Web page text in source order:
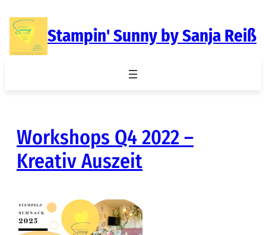
Inhalt
springen
Stampin' Sunny by Sanja Reiß
Workshops Q4 2022 –
Kreativ Auszeit